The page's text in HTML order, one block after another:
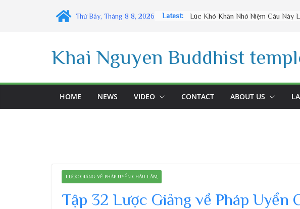
Thứ Bảy, Tháng 8 8, 2026 Latest:
Khai Nguyen Buddhist
HOME NEWS VIDEO CONTACT ABOUT US
LƯỢC GIẢNG VỀ PHÁP UYỂN CHÂU LÂM
Tập 32 Lược Giảng về Pháp Uyển